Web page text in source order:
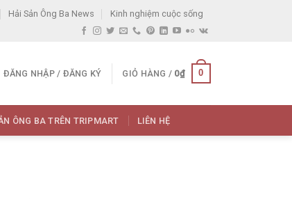
Hải Sản Ông Ba News Kinh nghiệm cuộc sống
ĐĂNG NHẬP / ĐĂNG KÝ GIỎ HÀNG / 0₫ 0
ÔNG BA TRÊN TRIPMART LIÊN HỆ